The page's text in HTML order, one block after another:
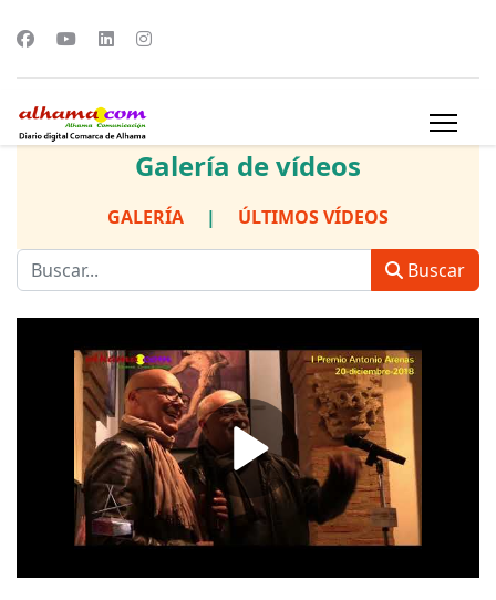
Galería de vídeos
GALERÍA | ÚLTIMOS VÍDEOS
Buscar